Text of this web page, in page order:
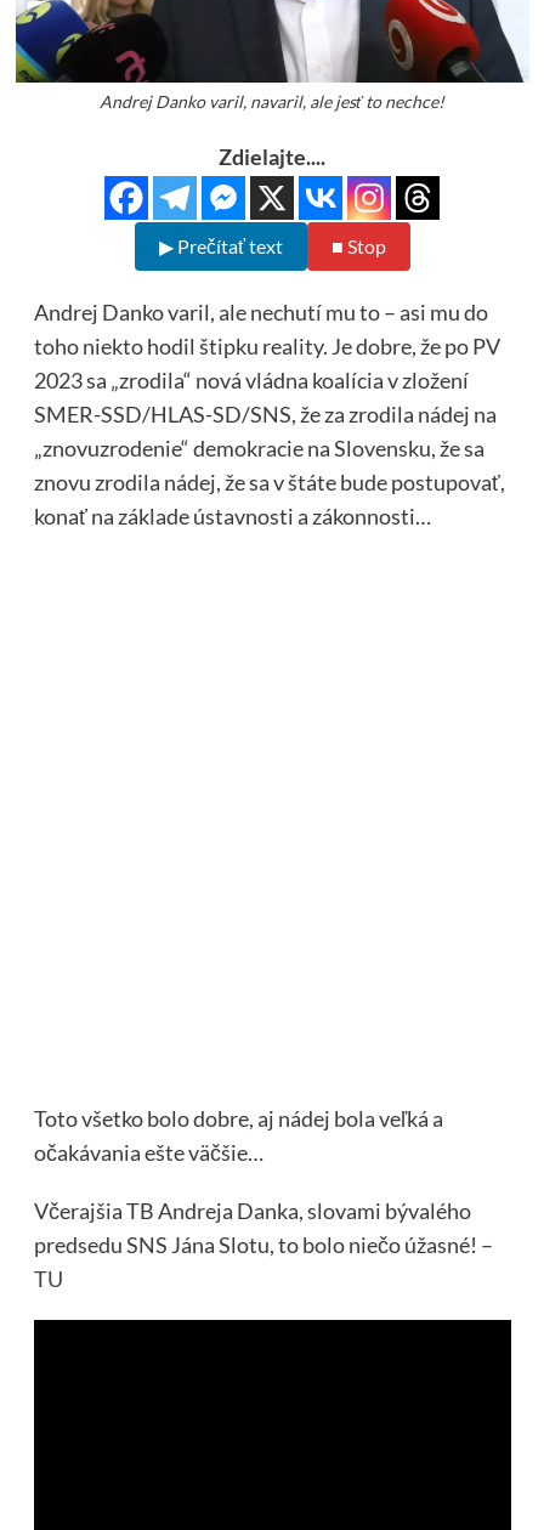
Andrej Danko varil, navaril, ale jesť to nechce!
Zdielajte....
▶ Prečítať text ■ Stop
Andrej Danko varil, ale nechutí mu to – asi mu do
toho niekto hodil štipku reality. Je dobre, že po PV
2023 sa „zrodila“ nová vládna koalícia v zložení
SMER-SSD/HLAS-SD/SNS, že za zrodila nádej na
„znovuzrodenie“ demokracie na Slovensku, že sa
znovu zrodila nádej, že sa v štáte bude postupovať,
konať na základe ústavnosti a zákonnosti…
Toto všetko bolo dobre, aj nádej bola veľká a
očakávania ešte väčšie…
Včerajšia TB Andreja Danka, slovami bývalého
predsedu SNS Jána Slotu, to bolo niečo úžasné! –
TU